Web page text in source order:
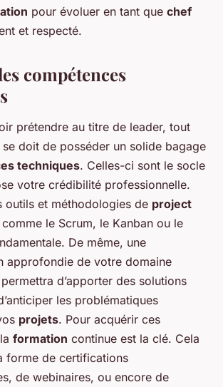
pour évoluer en tant que chef
et respecté.
compétences
prétendre au titre de leader, tout
se doit de posséder un solide bagage
techniques. Celles-ci sont le socle
votre crédibilité professionnelle.
outils et méthodologies de project
comme le Scrum, le Kanban ou le
De même, une
approfondie de votre domaine
d’apporter des solutions
les problématiques
projets. Pour acquérir ces
formation continue est la clé. Cela
forme de certifications
de webinaires, ou encore de